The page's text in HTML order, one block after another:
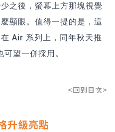
之後，螢幕上方那塊視覺
顯眼。值得一提的是，這
Air 系列上，同年秋天推
望一併採用。
<回到目次>
升級亮點